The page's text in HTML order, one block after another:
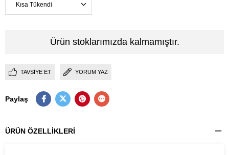
Ürün stoklarımızda kalmamıştır.
TAVSIYE ET YORUM YAZ
Paylaş
ÜRÜN ÖZELLIKLERI